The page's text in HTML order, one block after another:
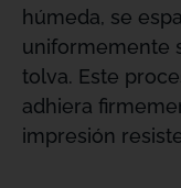
húmeda, se
uniformemente
tolva. Este
adhiera
impresión